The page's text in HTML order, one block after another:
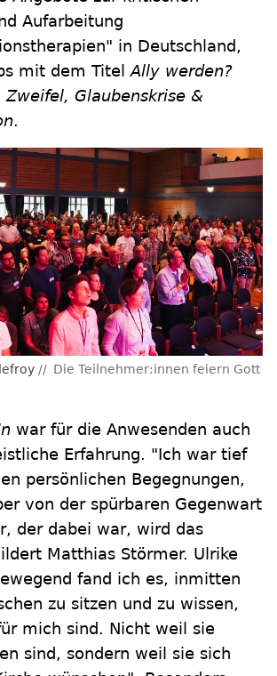
Aufarbeitung
in Deutschland,
mit dem TitelAlly werden?
Zweifel, Glaubenskrise &
.
Die Teilnehmer:innen feiern Gott
war für die Anwesenden auch
Erfahrung. "Ich war tief
persönlichen Begegnungen,
von der spürbaren Gegenwart
der dabei war, wird das
Matthias Störmer. Ulrike
fand ich es, inmitten
zu sitzen und zu wissen,
mich sind. Nicht weil sie
sind, sondern weil sie sich